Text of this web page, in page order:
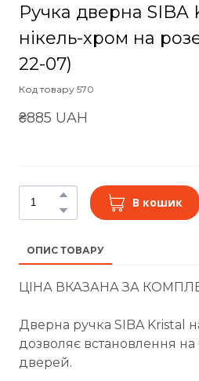
Ручка дверна SIBA
нікель-хром на
22-07)
Код товару 570
₴885 UAH
В кошик
ОПИС ТОВАРУ
ЦІНА ВКАЗАНА ЗА
Дверна ручка SIBA Kristal
дозволяє встановлення
дверей.